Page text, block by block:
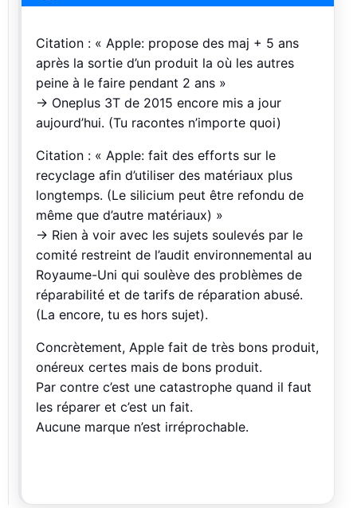
Citation : « Apple: propose des maj + 5 ans
après la sortie d’un produit la où les autres
peine à le faire pendant 2 ans »
-> Oneplus 3T de 2015 encore mis a jour
aujourd’hui. (Tu racontes n’importe quoi)
Citation : « Apple: fait des efforts sur le
recyclage afin d’utiliser des matériaux plus
longtemps. (Le silicium peut être refondu de
même que d’autre matériaux) »
-> Rien à voir avec les sujets soulevés par le
comité restreint de l’audit environnemental au
Royaume-Uni qui soulève des problèmes de
réparabilité et de tarifs de réparation abusé.
(La encore, tu es hors sujet).
Concrètement, Apple fait de très bons produit,
onéreux certes mais de bons produit.
Par contre c’est une catastrophe quand il faut
les réparer et c’est un fait.
Aucune marque n’est irréprochable.